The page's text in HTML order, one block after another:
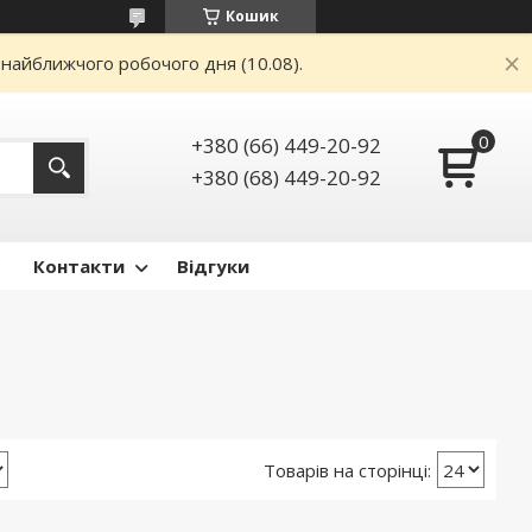
Кошик
робочого дня (10.08).
+380 (66) 449-20-92
+380 (68) 449-20-92
Контакти Відгуки